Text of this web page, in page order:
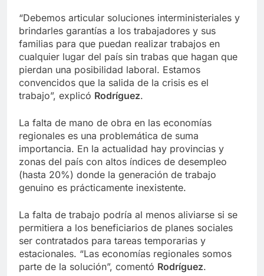
“Debemos articular soluciones interministeriales y
brindarles garantías a los trabajadores y sus
familias para que puedan realizar trabajos en
cualquier lugar del país sin trabas que hagan que
pierdan una posibilidad laboral. Estamos
convencidos que la salida de la crisis es el
trabajo”, explicó Rodríguez.
La falta de mano de obra en las economías
regionales es una problemática de suma
importancia. En la actualidad hay provincias y
zonas del país con altos índices de desempleo
(hasta 20%) donde la generación de trabajo
genuino es prácticamente inexistente.
La falta de trabajo podría al menos aliviarse si se
permitiera a los beneficiarios de planes sociales
ser contratados para tareas temporarias y
estacionales. “Las economías regionales somos
parte de la solución”, comentó Rodríguez.